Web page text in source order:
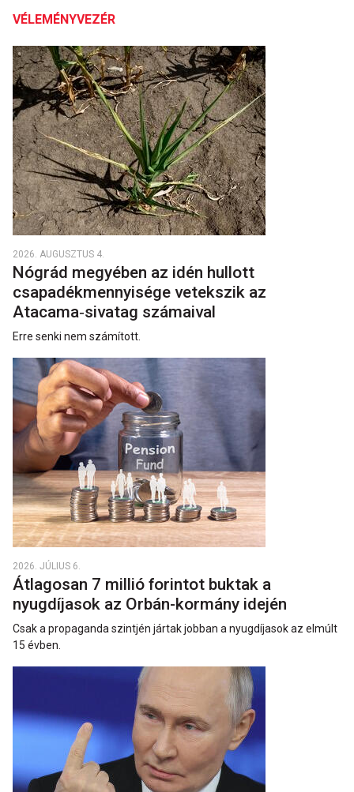
VÉLEMÉNYVEZÉR
2026. AUGUSZTUS 4.
Nógrád megyében az idén hullott
csapadékmennyisége vetekszik az
Atacama‑sivatag számaival
Erre senki nem számított.
2026. JÚLIUS 6.
Átlagosan 7 millió forintot buktak a
nyugdíjasok az Orbán-kormány idején
Csak a propaganda szintjén jártak jobban a nyugdíjasok az elmúlt
15 évben.